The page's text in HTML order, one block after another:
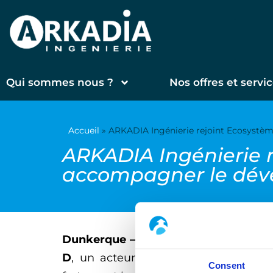
Consent
Qui sommes nous ? Nos offres et
ARKADIA
Dunkerque
industriel
Accueil » ARKADIA Ingénierie rejoint
ARKADIA
accompagner le
Dunkerque –Dans le cadre de son
D, un acteur clé de la région.